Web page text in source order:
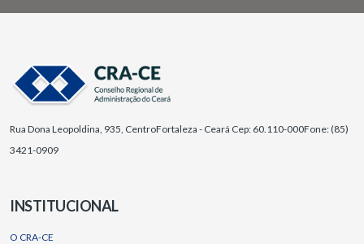
Rua Dona Leopoldina, 935, CentroFortaleza - Ceará Cep: 60.110-000Fone: (85)
3421-0909
INSTITUCIONAL
O CRA-CE